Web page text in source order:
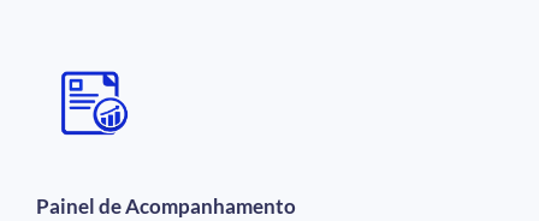
Painel de Acompanhamento